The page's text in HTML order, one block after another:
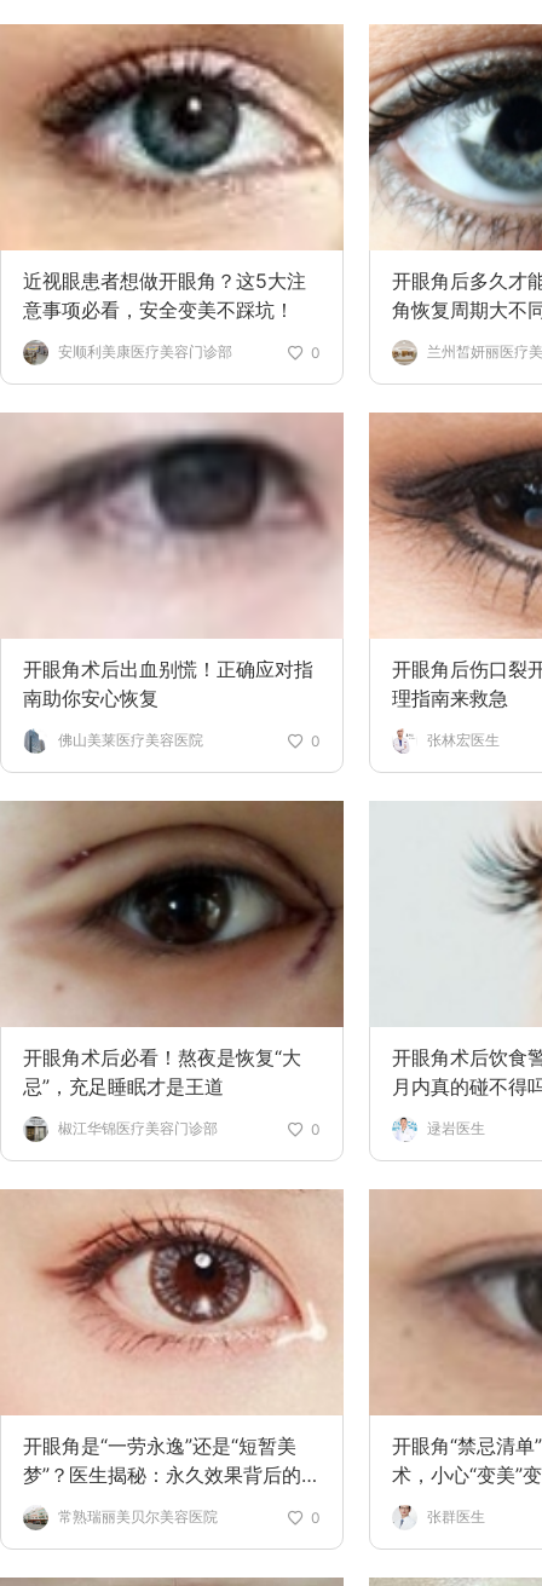
近视眼患者想做开眼角？这5大注
意事项必看，安全变美不踩坑！
安顺利美康医疗美容门诊部 0
开眼角后多久才
角恢复周期大不
兰州皙妍丽医疗
开眼角术后出血别慌！正确应对指
南助你安心恢复
佛山美莱医疗美容医院 0
开眼角后伤口裂
理指南来救急
张林宏医生
开眼角术后必看！熬夜是恢复“大
忌”，充足睡眠才是王道
椒江华锦医疗美容门诊部 0
开眼角术后饮食
月内真的碰不得
逯岩医生
开眼角是“一劳永逸”还是“短暂美
梦”？医生揭秘：永久效果背后的3
个真相！
常熟瑞丽美贝尔美容医院 0
开眼角“禁忌清
术，小心“变美”
张群医生